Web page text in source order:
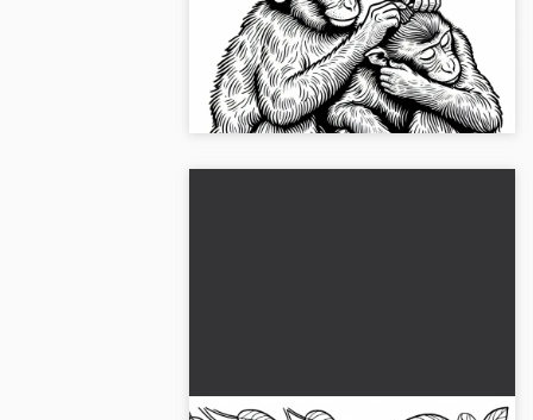
gratis
Ervaar de kleurplaat van twee
zorgende makaken. Download het
gratis en kleur creatief!...